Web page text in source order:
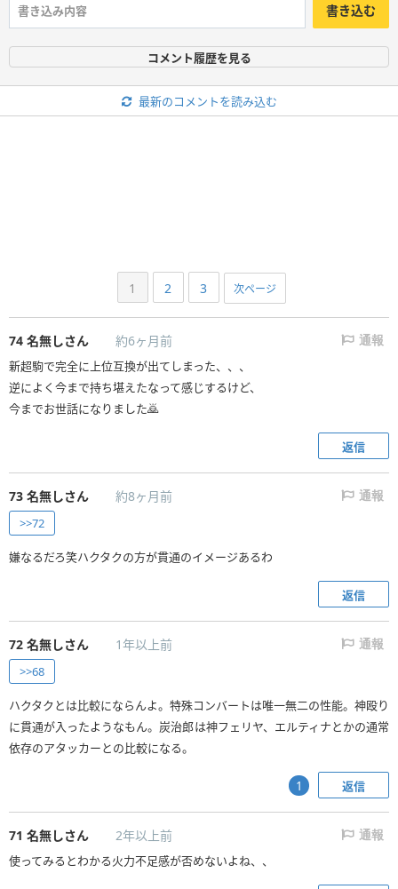
書き込む
コメント履歴を見る
最新のコメントを読み込む
1 2 3 次ページ
74 名無しさん 約6ヶ月前 通報
新超駒で完全に上位互換が出てしまった、、、
逆によく今まで持ち堪えたなって感じするけど、
今までお世話になりました🙇
返信
73 名無しさん 約8ヶ月前 通報
>>72
嫌なるだろ笑ハクタクの方が貫通のイメージあるわ
返信
72 名無しさん 1年以上前 通報
>>68
ハクタクとは比較にならんよ。特殊コンバートは唯一無二の性能。神殴り
に貫通が入ったようなもん。炭治郎は神フェリヤ、エルティナとかの通常
依存のアタッカーとの比較になる。
返信
1
71 名無しさん 2年以上前 通報
使ってみるとわかる火力不足感が否めないよね、、